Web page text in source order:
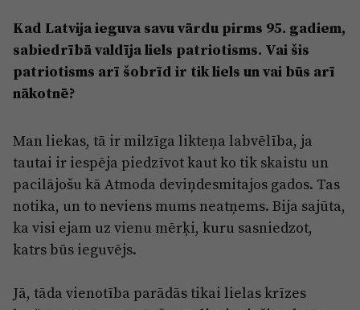
Kad Latvija ieguva savu vārdu pirms 95. gadiem,
sabiedrībā valdīja liels patriotisms. Vai šis
patriotisms arī šobrīd ir tik liels un vai būs arī
nākotnē?
Man liekas, tā ir milzīga likteņa labvēlība, ja
tautai ir iespēja piedzīvot kaut ko tik skaistu un
pacilājošu kā Atmoda deviņdesmitajos gados. Tas
notika, un to neviens mums neatņems. Bija sajūta,
ka visi ejam uz vienu mērķi, kuru sasniedzot,
katrs būs ieguvējs.
Jā, tāda vienotība parādās tikai lielas krīzes